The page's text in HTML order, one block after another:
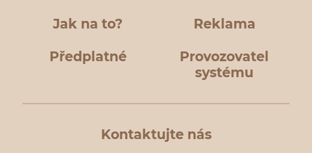
Jak na to? Reklama
Předplatné
Provozovatel
systému
Kontaktujte nás